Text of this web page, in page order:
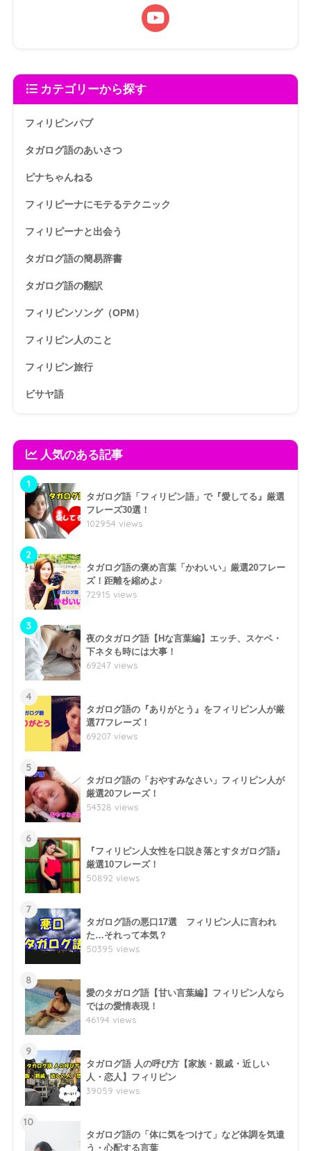
カテゴリーから探す
フィリピンパブ
タガログ語のあいさつ
ピナちゃんねる
フィリピーナにモテるテクニック
フィリピーナと出会う
タガログ語の簡易辞書
タガログ語の翻訳
フィリピンソング（OPM）
フィリピン人のこと
フィリピン旅行
ビサヤ語
人気のある記事
1
タガログ語「フィリピン語」で『愛してる』厳選
フレーズ30選！
102954 views
2
タガログ語の褒め言葉「かわいい」厳選20フレー
ズ！距離を縮めよ♪
72915 views
3
夜のタガログ語【Hな言葉編】エッチ、スケベ・
下ネタも時には大事！
69247 views
4
タガログ語の『ありがとう』をフィリピン人が厳
選77フレーズ！
69207 views
5
タガログ語の「おやすみなさい」フィリピン人が
厳選20フレーズ！
54328 views
6
『フィリピン人女性を口説き落とすタガログ語』
厳選10フレーズ！
50892 views
7
タガログ語の悪口17選 フィリピン人に言われ
た…それって本気？
50395 views
8
愛のタガログ語【甘い言葉編】フィリピン人なら
ではの愛情表現！
46194 views
9
タガログ語 人の呼び方【家族・親戚・近しい
人・恋人】フィリピン
39059 views
10
タガログ語の「体に気をつけて」など体調を気遣
う・心配する言葉